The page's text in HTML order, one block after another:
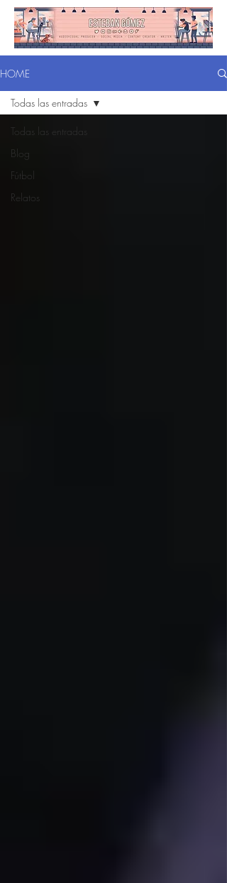
HOME
Todas las entradas
Blog
Fútbol
Relatos
Todas las entradas